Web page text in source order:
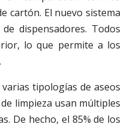
cartón. El nuevo sistema
dispensadores. Todos
lo que permite a los
tipologías de aseos
limpieza usan múltiples
De hecho, el 85% de los